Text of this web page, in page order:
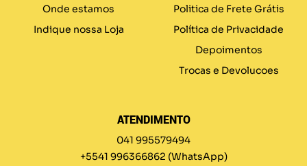
Onde estamos
Indique nossa Loja
Politica de Frete Grátis
Política de Privacidade
Depoimentos
Trocas e Devolucoes
ATENDIMENTO
041 995579494
+5541 996366862 (WhatsApp)